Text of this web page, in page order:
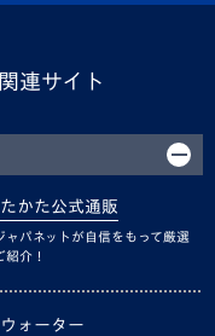
連サイト
かた公式通販
ャパネットが自信をもって厳選
紹介！
ォーター